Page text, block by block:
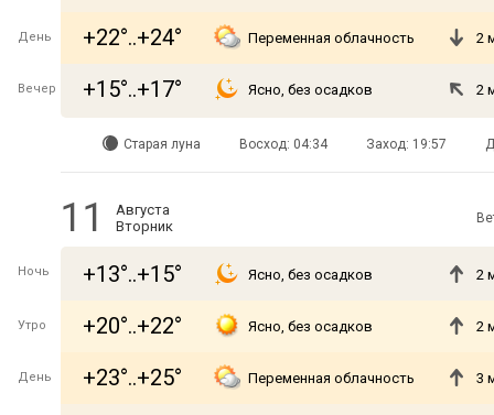
День +22°..+24° Переменная облачность 2
Вечер +15°..+17° Ясно, без осадков 2
Старая луна Восход: 04:34 Заход: 19:57
11
Августа
Вторник
Ночь +13°..+15° Ясно, без осадков 2
Утро +20°..+22° Ясно, без осадков 2
День +23°..+25° Переменная облачность 3